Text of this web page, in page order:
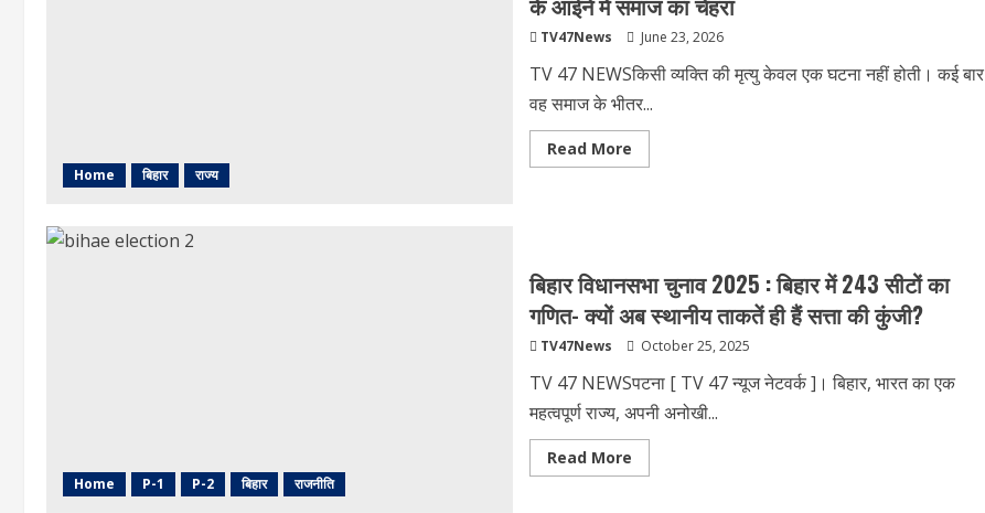
Home बिहार राज्य
TV47News June 23, 2026
TV 47 NEWSकिसी व्यक्ति की मृत्यु केवल एक घटना नहीं होती। कई बार
वह समाज के भीतर...
Read MoreRead
more
मौत,
सवाल
व्यवस्था
आईने
में
समाज
का
चेहरा
Home P-1 P-2 बिहार राजनीति
बिहार व‍िधानसभा चुनाव 2025 : बिहार में 243 सीटों का
गणित- क्यों अब स्थानीय ताकतें ही हैं सत्ता की कुंजी?
TV47News October 25, 2025
TV 47 NEWSपटना [ TV 47 न्‍यूज नेटवर्क ]। बिहार, भारत का एक
महत्वपूर्ण राज्य, अपनी अनोखी...
Read MoreRead
more